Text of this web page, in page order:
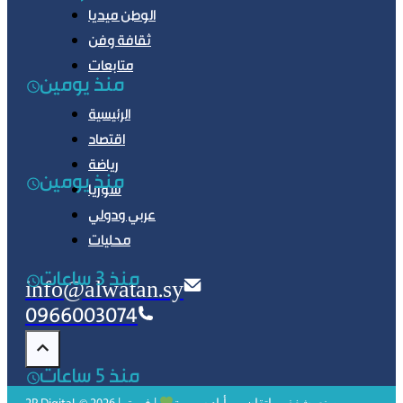
منذ يومين
منذ يومين
منذ 3 ساعات
منذ 5 ساعات
الوطن ميديا
ثقافة وفن
متابعات
الرئيسية
اقتصاد
رياضة
سوريا
عربي ودولي
محليات
info@alwatan.sy
0966003074